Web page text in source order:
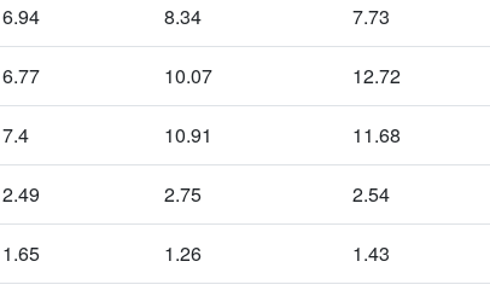
6.94 8.34 7.73
6.77 10.07 12.72
7.4 10.91 11.68
2.49 2.75 2.54
1.65 1.26 1.43